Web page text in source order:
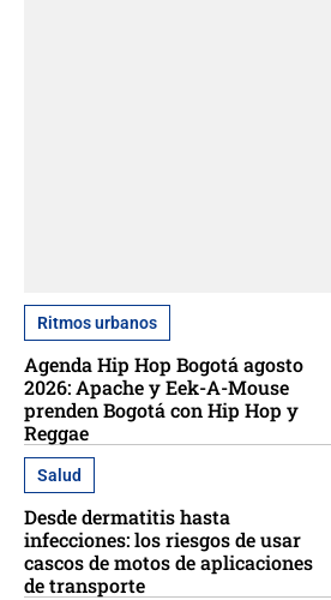
Ritmos urbanos
Agenda Hip Hop Bogotá agosto
2026: Apache y Eek-A-Mouse
prenden Bogotá con Hip Hop y
Reggae
Salud
Desde dermatitis hasta
infecciones: los riesgos de usar
cascos de motos de aplicaciones
de transporte